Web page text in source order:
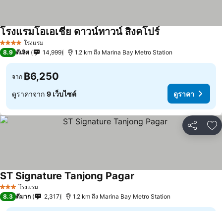
4 ดาว โรงแรม
โรงแรมโอเอเชีย ดาวน์ทาวน์ สิงคโปร์
8.9 ดีเลิศ 14,999 1.2 km ถึง Marina Bay Metro Station
จาก ฿6,250
ดูราคาจาก 9 เว็บไซต์ ดูราคา
แชร์ เ
3 ดาว โรงแรม
ST Signature Tanjong Pagar
8.3 ดีมาก 2,317 1.2 km ถึง Marina Bay Metro Station